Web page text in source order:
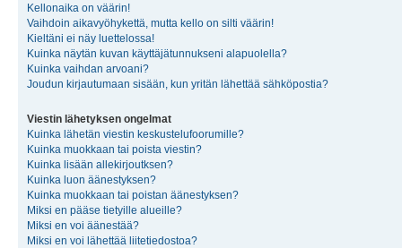
Kellonaika on väärin!
Vaihdoin aikavyöhykettä, mutta kello on silti väärin!
Kieltäni ei näy luettelossa!
Kuinka näytän kuvan käyttäjätunnukseni alapuolella?
Kuinka vaihdan arvoani?
Joudun kirjautumaan sisään, kun yritän lähettää sähköpostia?
Viestin lähetyksen ongelmat
Kuinka lähetän viestin keskustelufoorumille?
Kuinka muokkaan tai poista viestin?
Kuinka lisään allekirjoutksen?
Kuinka luon äänestyksen?
Kuinka muokkaan tai poistan äänestyksen?
Miksi en pääse tietyille alueille?
Miksi en voi äänestää?
Miksi en voi lähettää liitetiedostoa?